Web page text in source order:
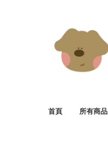
首頁 所有商品